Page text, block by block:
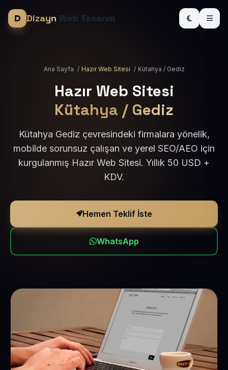
Dizayn Web Tasarım
Ana Sayfa / Hazır Web Sitesi / Kütahya / Gediz
Hazır Web Sitesi
Kütahya / Gediz
Kütahya Gediz çevresindeki firmalara yönelik,
mobilde sorunsuz çalışan ve yerel SEO/AEO için
kurgulanmış Hazır Web Sitesi. Yıllık 50 USD +
KDV.
Hemen Teklif İste
WhatsApp